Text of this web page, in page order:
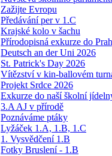
Zažijte Evropu
Předávání per v 1.C
Krajské kolo v šachu
Přírodopisná exkurze do
Deutsch an der Uni 2026
St. Patrick's Day 2026
Vítězství v kin-ballovém
Projekt Srdce 2026
Exkurze do naší školní
3.A AJ v přírodě
Poznáváme ptáky
Lyžáček 1.A, 1.B, 1.C
1. Vysvědčení 1.B
Fotky Bruslení - 1.B